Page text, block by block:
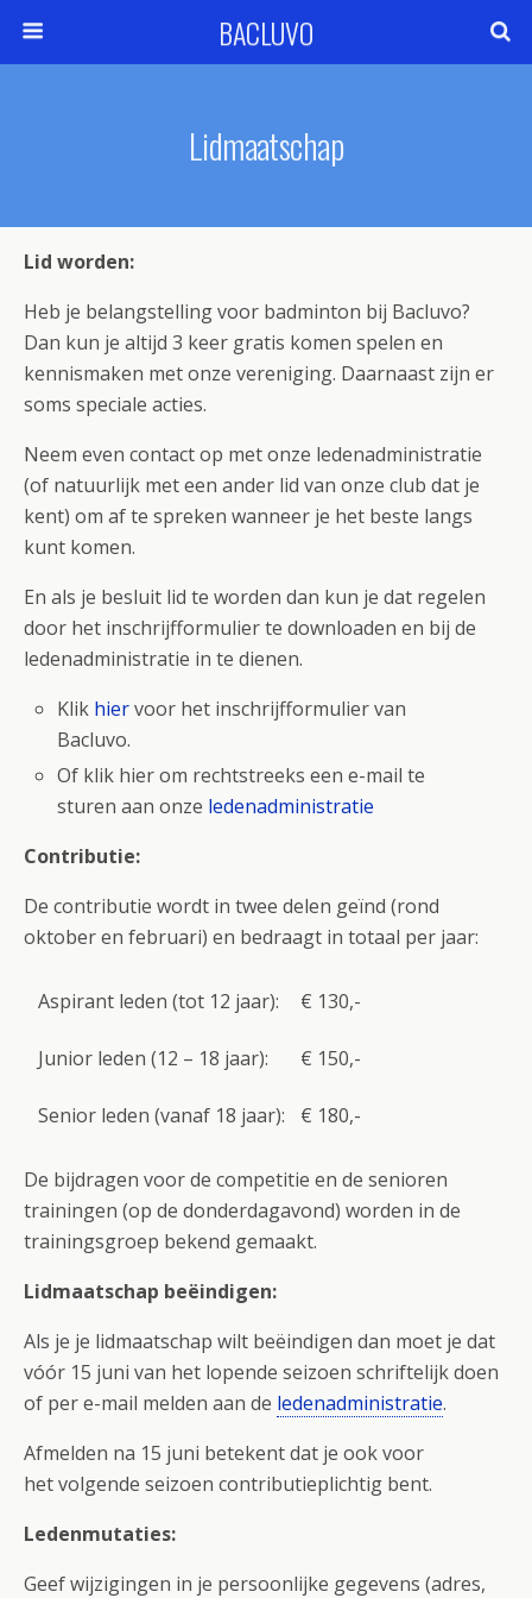
BACLUVO
Lidmaatschap
Lid worden:
Heb je belangstelling voor badminton bij Bacluvo?
Dan kun je altijd 3 keer gratis komen spelen en
kennismaken met onze vereniging. Daarnaast zijn er
soms speciale acties.
Neem even contact op met onze ledenadministratie
(of natuurlijk met een ander lid van onze club dat je
kent) om af te spreken wanneer je het beste langs
kunt komen.
En als je besluit lid te worden dan kun je dat regelen
door het inschrijfformulier te downloaden en bij de
ledenadministratie in te dienen.
Klik hiervoor het inschrijfformulier van
Bacluvo.
Of klik hier om rechtstreeks een e-mail te
sturen aan onze ledenadministratie
Contributie:
De contributie wordt in twee delen geïnd (rond
oktober en februari) en bedraagt in totaal per jaar:
Aspirant leden (tot 12 jaar): € 130,-
Junior leden (12 – 18 jaar): € 150,-
Senior leden (vanaf 18 jaar): € 180,-
De bijdragen voor de competitie en de senioren
trainingen (op de donderdagavond) worden in de
trainingsgroep bekend gemaakt.
Lidmaatschap beëindigen:
Als je je lidmaatschap wilt beëindigen dan moet je dat
vóór 15 juni van het lopende seizoen schriftelijk doen
of per e-mail melden aan de ledenadministratie.
Afmelden na 15 juni betekent dat je ook voor
het volgende seizoen contributieplichtig bent.
Ledenmutaties:
Geef wijzigingen in je persoonlijke gegevens (adres,